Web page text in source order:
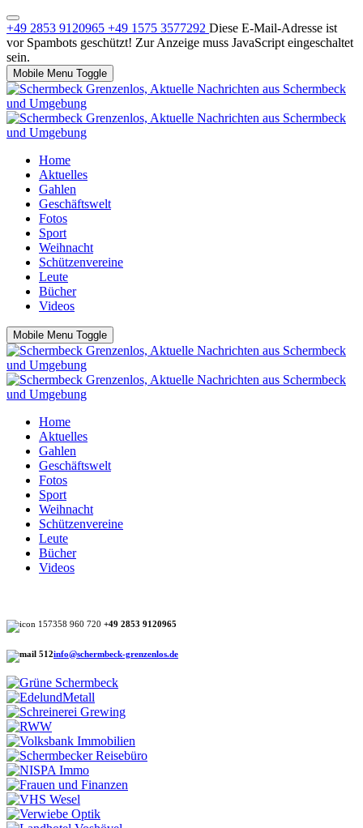
+49 2853 9120965 +49 1575 3577292 Diese E-Mail-Adresse ist
vor Spambots geschützt! Zur Anzeige muss JavaScript eingeschaltet
sein.
Mobile Menu Toggle
Home
Aktuelles
Gahlen
Geschäftswelt
Fotos
Sport
Weihnacht
Schützenvereine
Leute
Bücher
Videos
Mobile Menu Toggle
Home
Aktuelles
Gahlen
Geschäftswelt
Fotos
Sport
Weihnacht
Schützenvereine
Leute
Bücher
Videos
+49 2853 9120965
info@schermbeck-grenzenlos.de